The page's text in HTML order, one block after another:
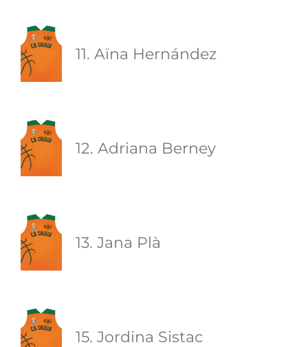
11. Aïna Hernández
12. Adriana Berney
13. Jana Plà
15. Jordina Sistac